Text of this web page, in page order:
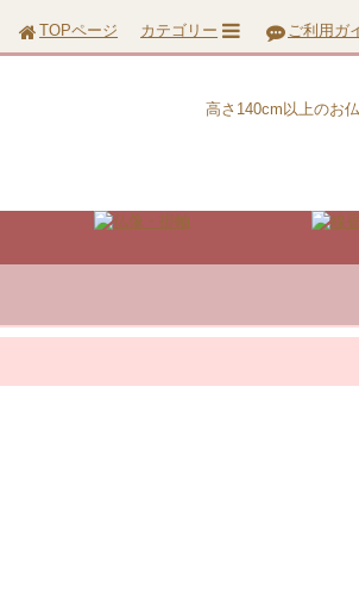
TOPページ カテゴリー ご利用ガ
高さ140cm以上のお